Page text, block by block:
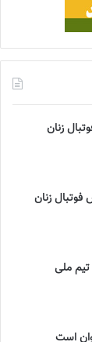
زنان
است